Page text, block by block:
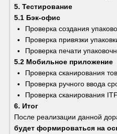
5. Тестирование
5.1 Бэк-офис
Проверка создания
Проверка привязки
Проверка печати
5.2 Мобильное приложение
Проверка сканирования
Проверка ручного ввода
Проверка сканирования
6. Итог
После реализации данной
будет формироваться на